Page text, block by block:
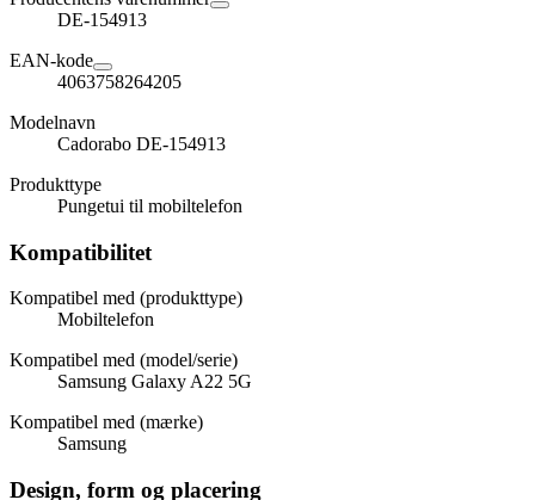
DE-154913
EAN-kode
4063758264205
Modelnavn
Cadorabo DE-154913
Produkttype
Pungetui til mobiltelefon
Kompatibilitet
Kompatibel med (produkttype)
Mobiltelefon
Kompatibel med (model/serie)
Samsung Galaxy A22 5G
Kompatibel med (mærke)
Samsung
Design, form og placering